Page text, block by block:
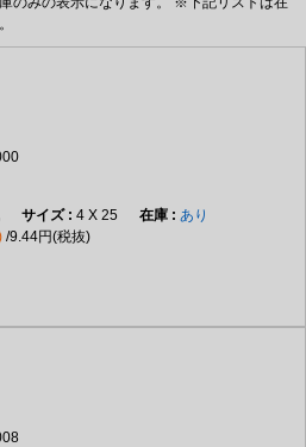
4 X 25
あり
9.44円(税抜)